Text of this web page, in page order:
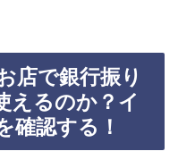
店で銀行振り
えるのか？イ
確認する！